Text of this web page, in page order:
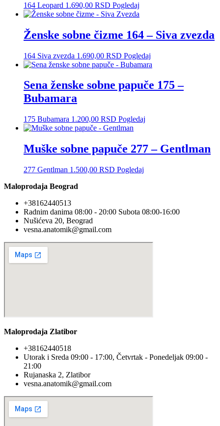
164 Leopard 1.690,00 RSD Pogledaj
Ženske sobne čizme 164 – Siva zvezda
164 Siva zvezda 1.690,00 RSD Pogledaj
Sena ženske sobne papuče 175 –
Bubamara
175 Bubamara 1.200,00 RSD Pogledaj
Muške sobne papuče 277 – Gentlman
277 Gentlman 1.500,00 RSD Pogledaj
Maloprodaja Beograd
+38162440513
Radnim danima 08:00 - 20:00 Subota 08:00-16:00
Nušićeva 20, Beograd
vesna.anatomik@gmail.com​
Maloprodaja Zlatibor
+38162440518
Utorak i Sreda 09:00 - 17:00, Četvrtak - Ponedeljak 09:00 -
21:00
Rujanaska 2, Zlatibor
vesna.anatomik@gmail.com​